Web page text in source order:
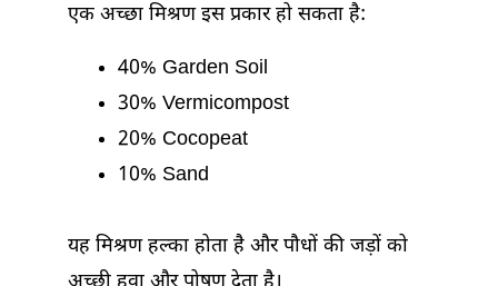
एक अच्छा मिश्रण इस प्रकार हो सकता है:
40% Garden Soil
30% Vermicompost
20% Cocopeat
10% Sand
यह मिश्रण हल्का होता है और पौधों की जड़ों को